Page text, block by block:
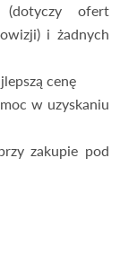
ofert
i żadnych
cenę
w uzyskaniu
zakupie pod